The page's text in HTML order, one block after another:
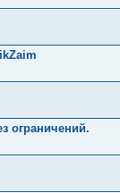
ограничений.